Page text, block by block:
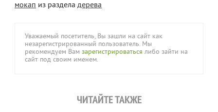
мокап из раздела дерева
Уважаемый посетитель, Вы зашли на сайт как
незарегистрированный пользователь. Мы
рекомендуем Вам зарегистрироваться либо зайти на
сайт под своим именем.
ЧИТАЙТЕ ТАКЖЕ